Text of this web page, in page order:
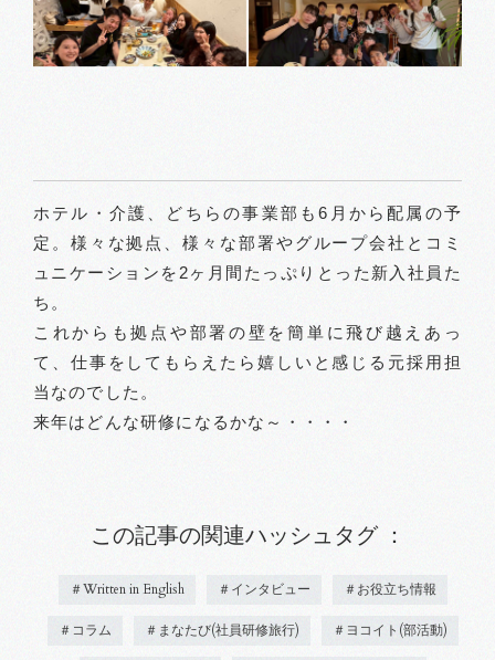
ホテル・介護、どちらの事業部も6月から配属の予
定。様々な拠点、様々な部署やグループ会社とコミ
ュニケーションを2ヶ月間たっぷりとった新入社員た
ち。
これからも拠点や部署の壁を簡単に飛び越えあっ
て、仕事をしてもらえたら嬉しいと感じる元採用担
当なのでした。
来年はどんな研修になるかな～・・・・
この記事の関連ハッシュタグ ：
＃Written in English ＃インタビュー ＃お役立ち情報
＃コラム ＃まなたび(社員研修旅行) ＃ヨコイト(部活動)